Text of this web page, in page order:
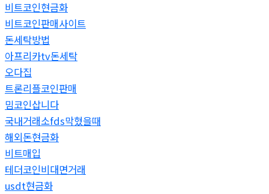
비트코인현금화
비트코인판매사이트
돈세탁방법
아프리카tv돈세탁
오다집
트론리플코인판매
밈코인삽니다
국내거래소fds막혔을때
해외돈현금화
비트매입
테더코인비대면거래
usdt현금화